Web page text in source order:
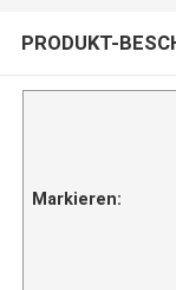
PRODUKT-
Markieren: